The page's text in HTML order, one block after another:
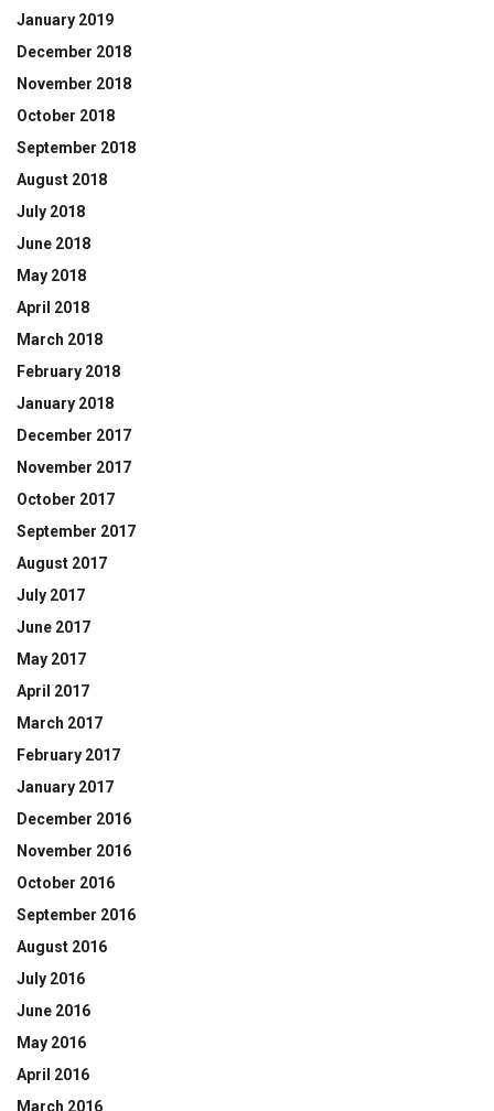
January 2019
December 2018
November 2018
October 2018
September 2018
August 2018
July 2018
June 2018
May 2018
April 2018
March 2018
February 2018
January 2018
December 2017
November 2017
October 2017
September 2017
August 2017
July 2017
June 2017
May 2017
April 2017
March 2017
February 2017
January 2017
December 2016
November 2016
October 2016
September 2016
August 2016
July 2016
June 2016
May 2016
April 2016
March 2016